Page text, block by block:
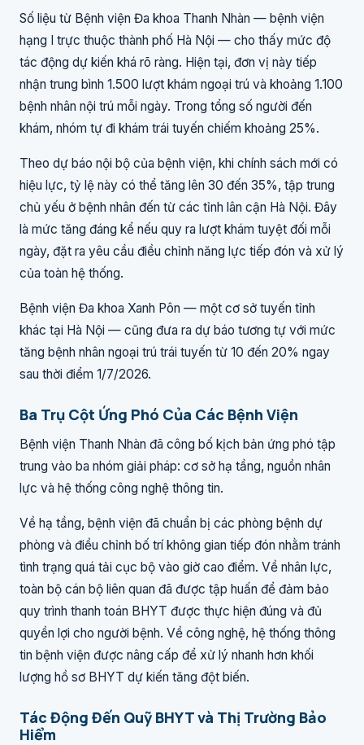
Số liệu từ Bệnh viện Đa khoa Thanh Nhàn — bệnh viện
hạng I trực thuộc thành phố Hà Nội — cho thấy mức độ
tác động dự kiến khá rõ ràng. Hiện tại, đơn vị này tiếp
nhận trung bình 1.500 lượt khám ngoại trú và khoảng 1.100
bệnh nhân nội trú mỗi ngày. Trong tổng số người đến
khám, nhóm tự đi khám trái tuyến chiếm khoảng 25%.
Theo dự báo nội bộ của bệnh viện, khi chính sách mới có
hiệu lực, tỷ lệ này có thể tăng lên 30 đến 35%, tập trung
chủ yếu ở bệnh nhân đến từ các tỉnh lân cận Hà Nội. Đây
là mức tăng đáng kể nếu quy ra lượt khám tuyệt đối mỗi
ngày, đặt ra yêu cầu điều chỉnh năng lực tiếp đón và xử lý
của toàn hệ thống.
Bệnh viện Đa khoa Xanh Pôn — một cơ sở tuyến tỉnh
khác tại Hà Nội — cũng đưa ra dự báo tương tự với mức
tăng bệnh nhân ngoại trú trái tuyến từ 10 đến 20% ngay
sau thời điểm 1/7/2026.
Ba Trụ Cột Ứng Phó Của Các Bệnh Viện
Bệnh viện Thanh Nhàn đã công bố kịch bản ứng phó tập
trung vào ba nhóm giải pháp: cơ sở hạ tầng, nguồn nhân
lực và hệ thống công nghệ thông tin.
Về hạ tầng, bệnh viện đã chuẩn bị các phòng bệnh dự
phòng và điều chỉnh bố trí không gian tiếp đón nhằm tránh
tình trạng quá tải cục bộ vào giờ cao điểm. Về nhân lực,
toàn bộ cán bộ liên quan đã được tập huấn để đảm bảo
quy trình thanh toán BHYT được thực hiện đúng và đủ
quyền lợi cho người bệnh. Về công nghệ, hệ thống thông
tin bệnh viện được nâng cấp để xử lý nhanh hơn khối
lượng hồ sơ BHYT dự kiến tăng đột biến.
Tác Động Đến Quỹ BHYT và Thị Trường Bảo
Hiểm